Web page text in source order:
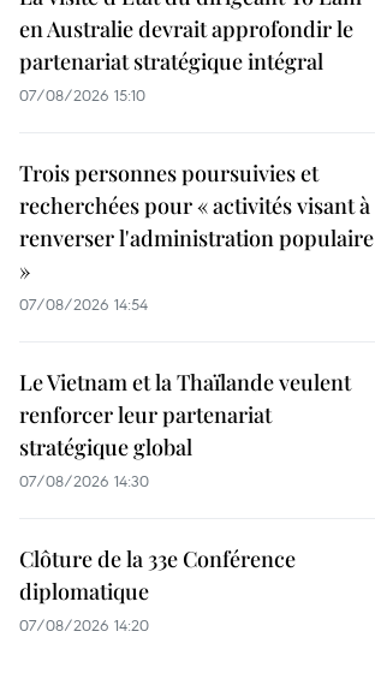
en Australie devrait approfondir le
partenariat stratégique intégral
07/08/2026 15:10
Trois personnes poursuivies et
recherchées pour « activités visant à
renverser l'administration populaire
»
07/08/2026 14:54
Le Vietnam et la Thaïlande veulent
renforcer leur partenariat
stratégique global
07/08/2026 14:30
Clôture de la 33e Conférence
diplomatique
07/08/2026 14:20